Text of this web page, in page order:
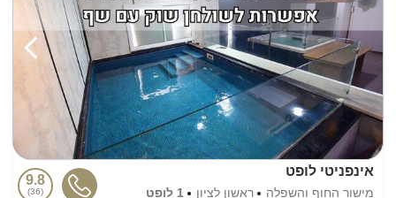
אינפניטי לופט
מישור החוף והשפלה ראשון לציון 1 לופט
9.8
36